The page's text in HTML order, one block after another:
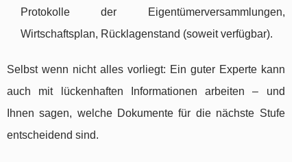
Protokolle der Eigentümerversammlungen,
Wirtschaftsplan, Rücklagenstand (soweit verfügbar).
Selbst wenn nicht alles vorliegt: Ein guter Experte kann
auch mit lückenhaften Informationen arbeiten – und
Ihnen sagen, welche Dokumente für die nächste Stufe
entscheidend sind.